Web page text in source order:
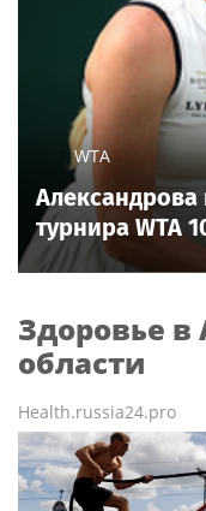
WTA
турнира WTA
Здоровье в
области
Health.russia24.pro